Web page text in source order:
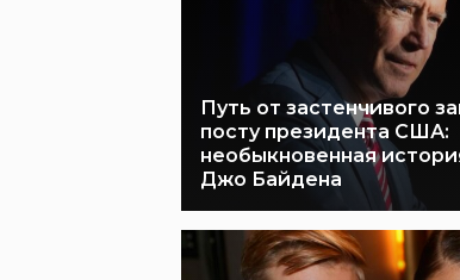
Путь от застенчивого
посту президента США:
необыкновенная
Джо Байдена